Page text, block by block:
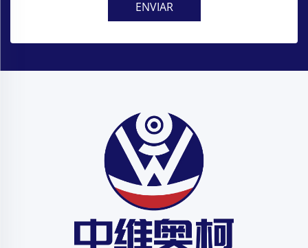
ENVIAR